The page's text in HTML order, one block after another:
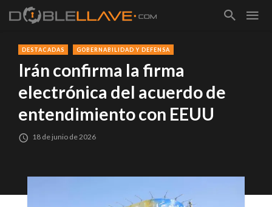
DESTACADAS GOBERNABILIDAD Y DEFENSA
Irán confirma la firma
electrónica del acuerdo de
entendimiento con EEUU
18 de junio de 2026